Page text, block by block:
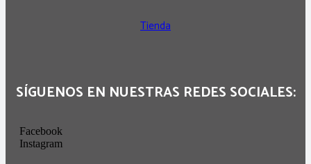
Tienda
SÍGUENOS EN NUESTRAS REDES SOCIALES:
Facebook
Instagram